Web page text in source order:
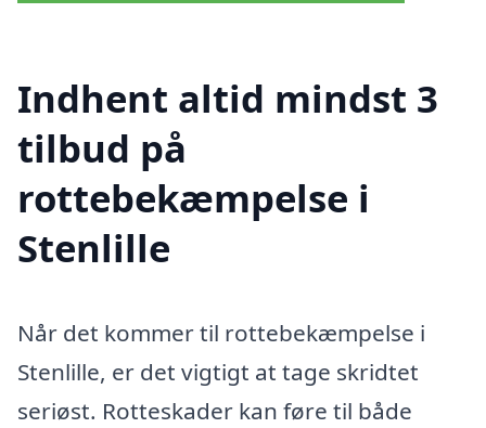
Indhent altid mindst 3
tilbud på
rottebekæmpelse i
Stenlille
Når det kommer til rottebekæmpelse i
Stenlille, er det vigtigt at tage skridtet
seriøst. Rotteskader kan føre til både